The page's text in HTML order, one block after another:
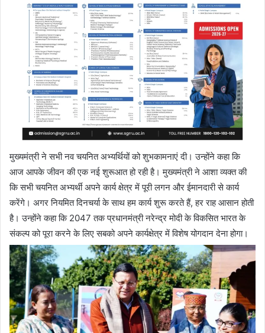
मुख्यमंत्री ने सभी नव चयनित अभ्यर्थियों को शुभकामनाएं दी। उन्होंने कहा कि
आज आपके जीवन की एक नई शुरूआत हो रही है। मुख्यमंत्री ने आशा व्यक्त की
कि सभी चयनित अभ्यर्थी अपने कार्य क्षेत्र में पूरी लगन और ईमानदारी से कार्य
करेंगे। अगर नियमित दिनचर्या के साथ हम कार्य शुरू करते हैं, हर राह आसान होती
है। उन्होंने कहा कि 2047 तक प्रधानमंत्री नरेन्द्र मोदी के विकसित भारत के
संकल्प को पूरा करने के लिए सबको अपने कार्यक्षेत्र में विशेष योगदान देना होगा।